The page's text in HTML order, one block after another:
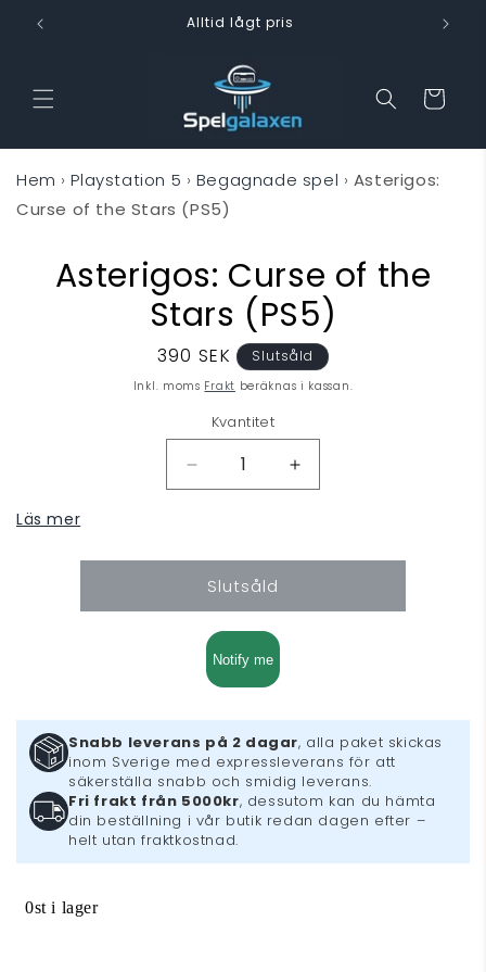
vidare
till
Alltid lågt pris
Varukorg
Hem › Playstation 5 › Begagnade spel › Asterigos:
Curse of the Stars (PS5)
vidare tillAsterigos: Curse of the
Stars (PS5)
Ordinarie
pris
390 SEK Slutsåld
Inkl. moms Frakt beräknas i kassan.
Kvantitet
Minska
kvantitet
Curse
the
Stars
(PS5)
Öka
kvantitet
Curse
the
Läs mer
Slutsåld
Notify me
Snabb leverans på 2 dagar, alla paket skickas
inom Sverige med expressleverans för att
säkerställa snabb och smidig leverans.
Fri frakt från 5000kr, dessutom kan du hämta
din beställning i vår butik redan dagen efter –
helt utan fraktkostnad.
0st i lager